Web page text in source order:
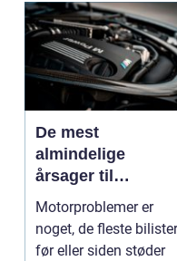
De mest
almindelige
årsager til
motorproblemer
Motorproblemer er
noget, de fleste bilister
før eller siden støder